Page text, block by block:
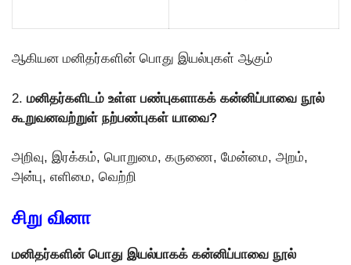
ஆகியன மனிதர்களின் பொது இயல்புகள் ஆகும்
2. மனிதர்களிடம் உள்ள பண்புகளாகக் கன்னிப்பாவை நூல்
கூறுவனவற்றுள் நற்பண்புகள் யாவை?
அறிவு, இரக்கம், பொறுமை, கருணை, மேன்மை, அறம்,
அன்பு, எளிமை, வெற்றி
சிறு வினா
மனிதர்களின் பொது இயல்பாகக் கன்னிப்பாவை நூல்